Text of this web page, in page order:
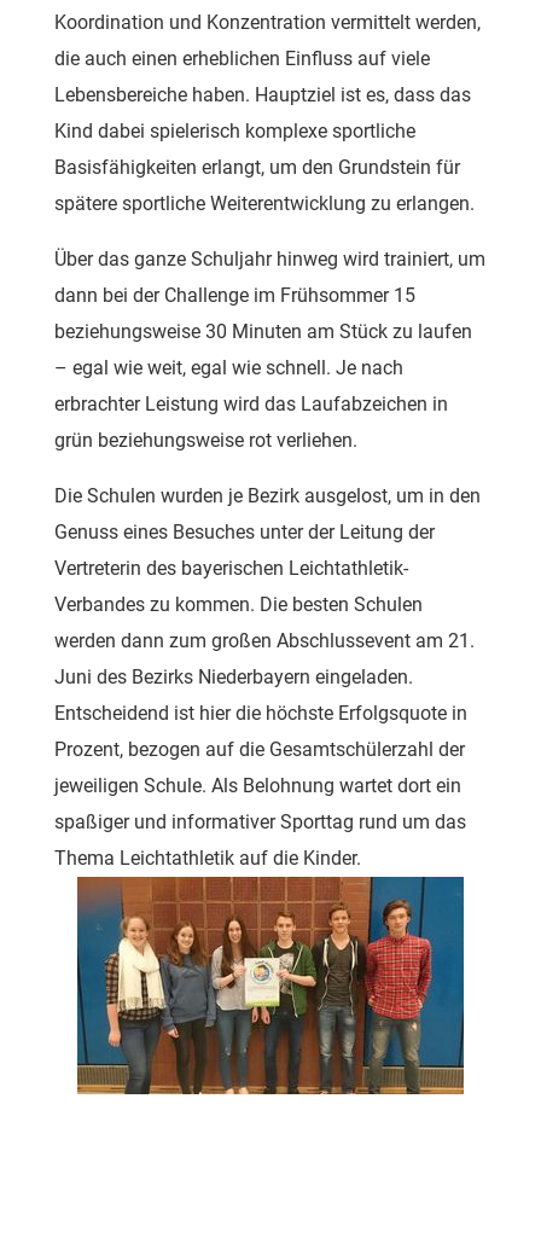
Koordination und Konzentration vermittelt werden,
die auch einen erheblichen Einfluss auf viele
Lebensbereiche haben. Hauptziel ist es, dass das
Kind dabei spielerisch komplexe sportliche
Basisfähigkeiten erlangt, um den Grundstein für
spätere sportliche Weiterentwicklung zu erlangen.
Über das ganze Schuljahr hinweg wird trainiert, um
dann bei der Challenge im Frühsommer 15
beziehungsweise 30 Minuten am Stück zu laufen
– egal wie weit, egal wie schnell. Je nach
erbrachter Leistung wird das Laufabzeichen in
grün beziehungsweise rot verliehen.
Die Schulen wurden je Bezirk ausgelost, um in den
Genuss eines Besuches unter der Leitung der
Vertreterin des bayerischen Leichtathletik-
Verbandes zu kommen. Die besten Schulen
werden dann zum großen Abschlussevent am 21.
Juni des Bezirks Niederbayern eingeladen.
Entscheidend ist hier die höchste Erfolgsquote in
Prozent, bezogen auf die Gesamtschülerzahl der
jeweiligen Schule. Als Belohnung wartet dort ein
spaßiger und informativer Sporttag rund um das
Thema Leichtathletik auf die Kinder.